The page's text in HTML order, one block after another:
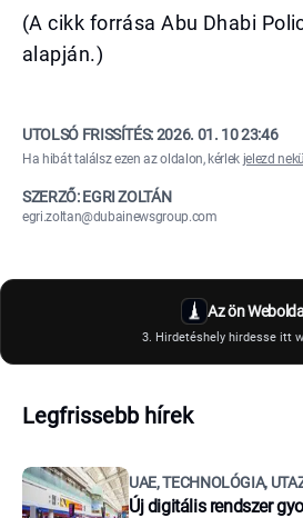
(A cikk forrása Abu Dhabi
alapján.)
UTOLSÓ FRISSÍTÉS:2026. 01. 10 23:46
Ha hibát találsz ezen az oldalon, kérlek jelezd
SZERZŐ: EGRI ZOLTÁN
egri.zoltan@dubainewsgroup.com
Az ön
3. Hirdetéshely hirdesse itt
Legfrissebb hírek
UAE, TECHNOLÓGIA,
Új digitális rendszer